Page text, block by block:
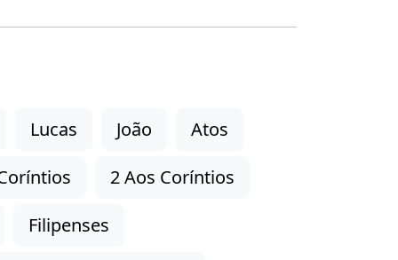
Lucas João
Atos
2 Aos Coríntios
Filipenses